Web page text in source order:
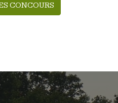
CONCOURS